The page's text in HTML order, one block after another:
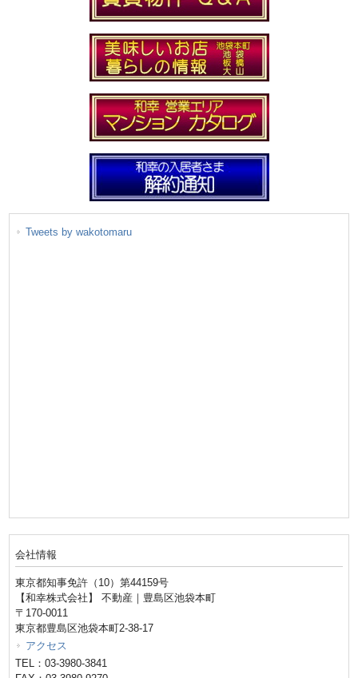
Tweets by wakotomaru
会社情報
東京都知事免許（10）第44159号
【和幸株式会社】 不動産｜豊島区池袋本町
〒170-0011
東京都豊島区池袋本町2-38-17
アクセス
TEL：03-3980-3841